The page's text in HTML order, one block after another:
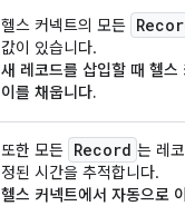
헬스 커넥트의 모든
값이 있습니다.
새 레코드를 삽입할 때 헬스
이를 채웁니다.
또한 모든 Record 는 레
정된 시간을 추적합니다.
헬스 커넥트에서 자동으로